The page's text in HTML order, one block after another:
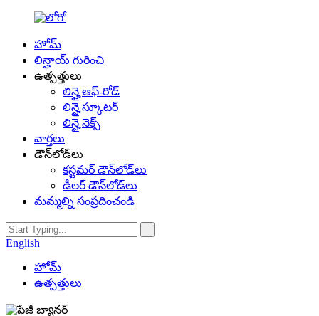
హోమ్
లిన్హాయ్ గురించి
ఉత్పత్తులు
లిన్హై ఆఫ్-రోడ్
లిన్హై స్కూటర్
లిన్హై నెక్స్
వార్తలు
డౌన్‌లోడ్‌లు
కస్టమర్ డౌన్‌లోడ్‌లు
డీలర్ డౌన్‌లోడ్‌లు
మమ్మల్ని సంప్రదించండి
English
హోమ్
ఉత్పత్తులు